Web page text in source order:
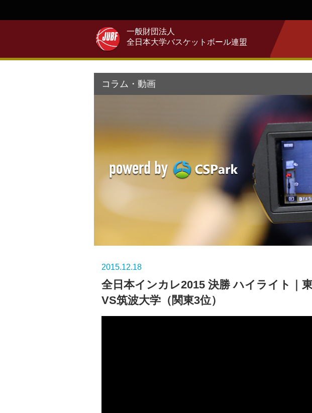
一般財団法人
全日本大学バスケットボール連盟
コラム・動画
2015.12.18
全日本インカレ2015 決勝 ハイライト｜東
VS筑波大学（関東3位）